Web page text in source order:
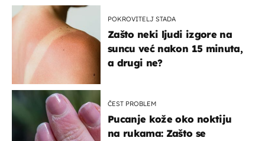
POKROVITELJ STADA
Zašto neki ljudi izgore na
suncu već nakon 15 minuta,
a drugi ne?
ČEST PROBLEM
Pucanje kože oko noktiju
na rukama: Zašto se